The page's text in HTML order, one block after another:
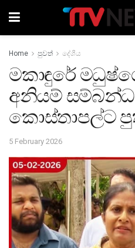
Home පුවත් දේශීය
මකාඳුරේ
අනියම්
කොස්තාපල්ට
5 February 2026